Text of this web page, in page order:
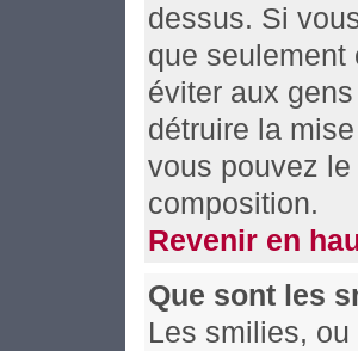
dessus. Si
que
éviter aux
détruire la
vous pouvez
composition.
Revenir en
Que sont les
Les smilies,